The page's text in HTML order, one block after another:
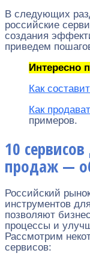
В следующих
российские
создания
приведем
Интересно
Как
Как
примеров.
10
продаж —
Российский
инструментов
позволяют
процессы и
Рассмотрим
сервисов: